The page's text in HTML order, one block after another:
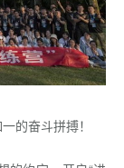
的奋斗拼搏！